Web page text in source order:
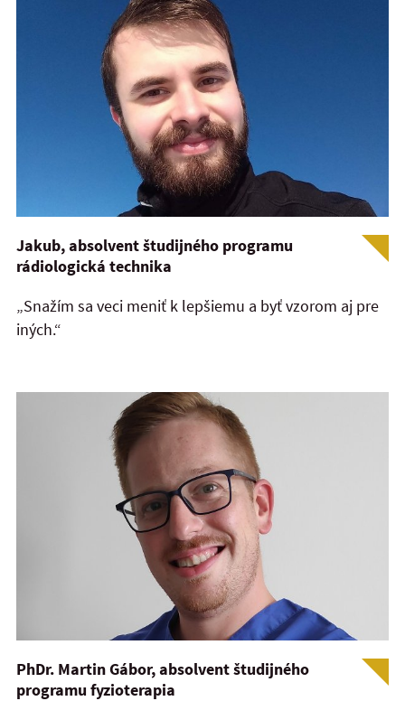
Jakub, absolvent študijného programu
rádiologická technika
„Snažím sa veci meniť k lepšiemu a byť vzorom aj pre
iných.“
PhDr. Martin Gábor, absolvent študijného
programu fyzioterapia